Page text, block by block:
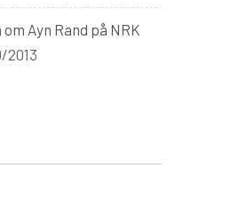
Ayn Rand på NRK
2013